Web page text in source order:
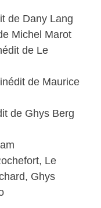
de Dany Lang
Michel Marot
de Le
de Maurice
de Ghys Berg
Le
Ghys